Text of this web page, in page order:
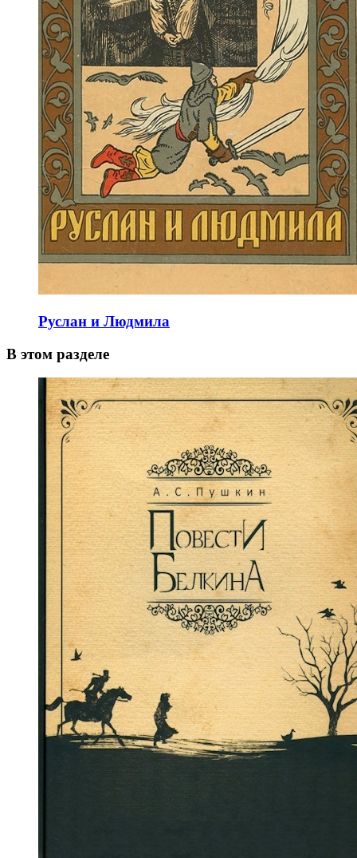
Руслан и Людмила
В этом разделе